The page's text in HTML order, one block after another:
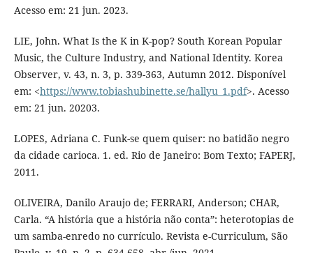
Acesso em: 21 jun. 2023.
LIE, John. What Is the K in K-pop? South Korean Popular
Music, the Culture Industry, and National Identity. Korea
Observer, v. 43, n. 3, p. 339-363, Autumn 2012. Disponível
em: <https://www.tobiashubinette.se/hallyu_1.pdf>. Acesso
em: 21 jun. 20203.
LOPES, Adriana C. Funk-se quem quiser: no batidão negro
da cidade carioca. 1. ed. Rio de Janeiro: Bom Texto; FAPERJ,
2011.
OLIVEIRA, Danilo Araujo de; FERRARI, Anderson; CHAR,
Carla. “A história que a história não conta”: heterotopias de
um samba-enredo no currículo. Revista e-Curriculum, São